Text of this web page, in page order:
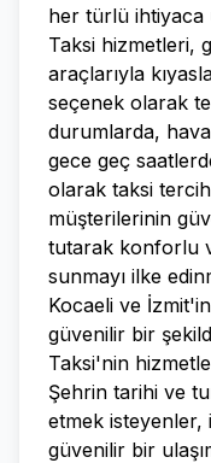
her türlü ihtiyaca
Taksi hizmetleri,
araçlarıyla
seçenek olarak
durumlarda,
gece geç
olarak taksi
müşterilerinin
tutarak konforlu
sunmayı ilke
Kocaeli ve
güvenilir bir
Taksi'nin
Şehrin tarihi ve
etmek isteyenler,
güvenilir bir